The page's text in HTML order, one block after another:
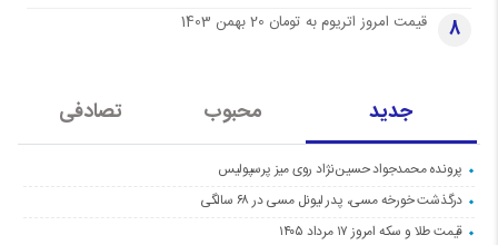
8 قیمت امروز اتریوم به تومان 20 بهمن 1403
جدید محبوب تصادفی
پرونده محمدجواد حسین‌نژاد روی میز پرسپولیس
درگذشت خورخه مسی، پدر لیونل مسی در ۶۸ سالگی
قیمت طلا و سکه امروز ۱۷ مرداد ۱۴۰۵